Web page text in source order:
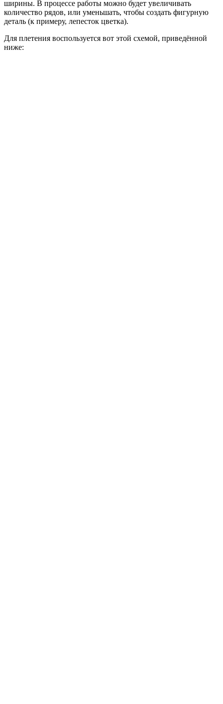
ширины. В процессе работы можно будет увеличивать
количество рядов, или уменьшать, чтобы создать фигурную
деталь (к примеру, лепесток цветка).
Для плетения воспользуется вот этой схемой, приведённой
ниже: